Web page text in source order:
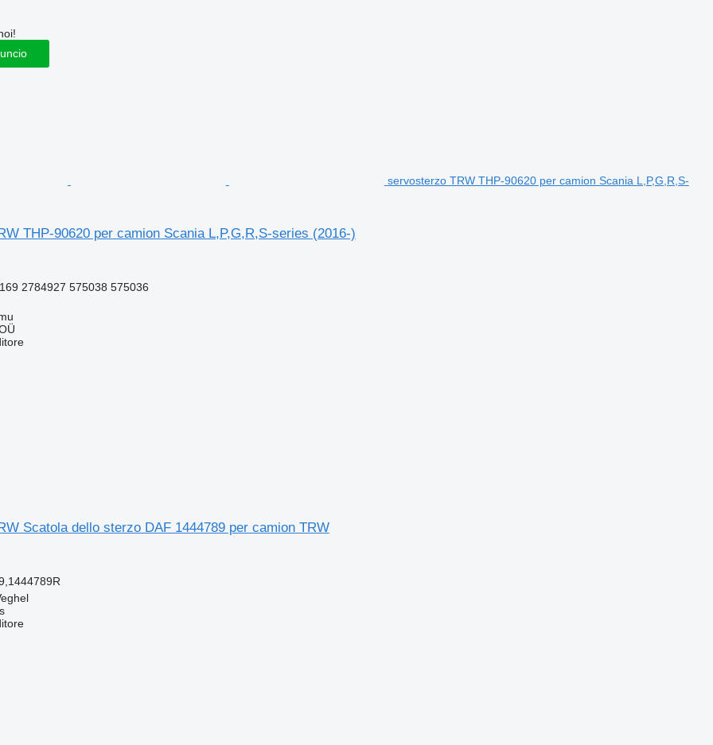
servosterzo TRW THP-90620 per camion Scania L,P,G,R,S-
THP-90620 per camion Scania L,P,G,R,S-series (2016-)
2784927 575038 575036
Scatola dello sterzo DAF 1444789 per camion TRW